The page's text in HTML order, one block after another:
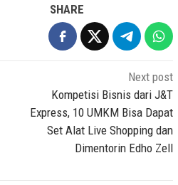
SHARE
Next post
Kompetisi Bisnis dari J&T
Express, 10 UMKM Bisa Dapat
Set Alat Live Shopping dan
Dimentorin Edho Zell